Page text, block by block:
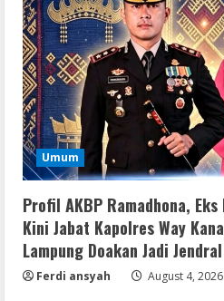
Umum
Profil AKBP Ramadhona,
Kini Jabat Kapolres Way
Lampung Doakan Jadi Jendral
Ferdi ansyah August 4, 2026
4
Lan
Dune:
Direct Link
August 7,
5
Serialers
jv16
August 7,
Resettools
Vpn One